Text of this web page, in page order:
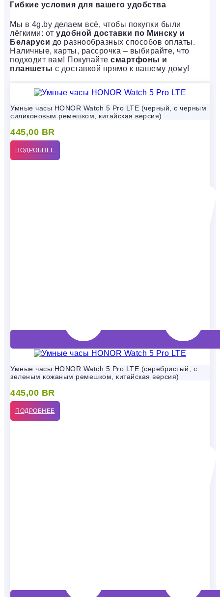
Гибкие условия для вашего удобства
Мы в 4g.by делаем всё, чтобы покупки были
лёгкими: от удобной доставки по Минску и
Беларуси до разнообразных способов оплаты.
Наличные, карты, рассрочка – выбирайте, что
подходит вам! Покупайте смартфоны и
планшеты с доставкой прямо к вашему дому!
Умные часы HONOR Watch 5 Pro LTE (черный, с черным
силиконовым ремешком, китайская версия)
445,00 BR
ПОДРОБНЕЕ
Умные часы HONOR Watch 5 Pro LTE (серебристый, с
зеленым кожаным ремешком, китайская версия)
445,00 BR
ПОДРОБНЕЕ